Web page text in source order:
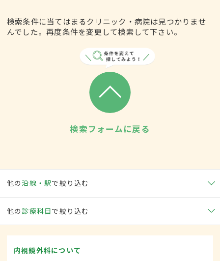
検索条件に当てはまるクリニック・病院は見つかりませ
んでした。再度条件を変更して検索して下さい。
検索フォームに戻る
他の沿線・駅で絞り込む
他の 診療科目で絞り込む
内視鏡外科について